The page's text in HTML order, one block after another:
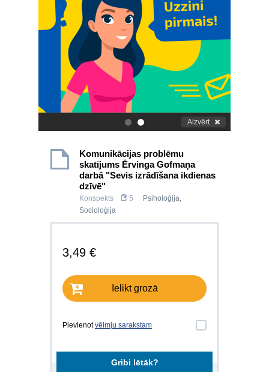
. Aizvērt
Komunikācijas problēmu
skatījums Ērvinga Gofmaņa
darbā "Sevis izrādīšana ikdienas
dzīvē"
Konspekts 5 Psiholoģija,
Socioloģija
3,49 €
Ielikt grozā
Pievienotvēlmju sarakstam
Gribi lētāk?